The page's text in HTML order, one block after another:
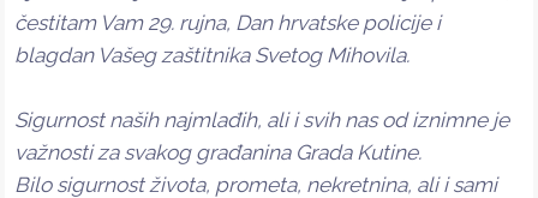
čestitam Vam 29. rujna, Dan hrvatske policije i
blagdan Vašeg zaštitnika Svetog Mihovila.
Sigurnost naših najmlađih, ali i svih nas od iznimne je
važnosti za svakog građanina Grada Kutine.
Bilo sigurnost života, prometa, nekretnina, ali i sami